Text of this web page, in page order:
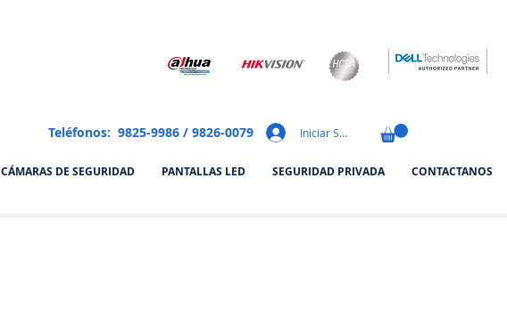
Teléfonos: 9825-9986 / 9826-0079
CÁMARAS DE SEGURIDAD PANTALLAS LED SEGURIDAD PRIVADA CONTACTANOS
Iniciar Sesión